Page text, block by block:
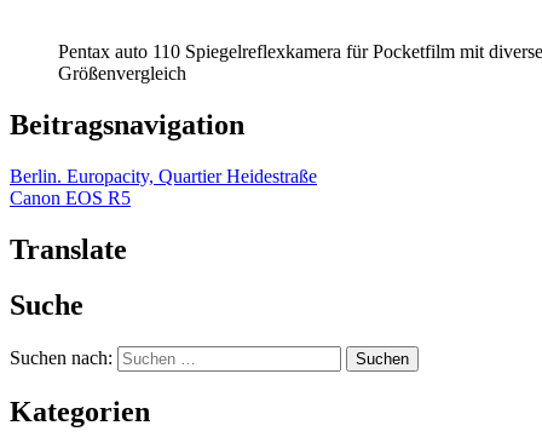
Pentax auto 110 Spiegelreflexkamera für Pocketfilm mit
Größenvergleich
Beitragsnavigation
Berlin. Europacity, Quartier Heidestraße
Canon EOS R5
Translate
Suche
Suchen nach:
Kategorien